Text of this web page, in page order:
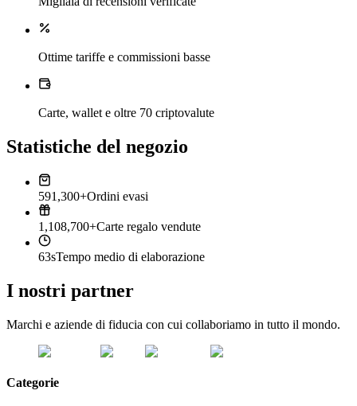
Ottime tariffe e commissioni basse
Carte, wallet e oltre 70 criptovalute
Statistiche del negozio
591,300+Ordini evasi
1,108,700+Carte regalo vendute
63sTempo medio di elaborazione
I nostri partner
Marchi e aziende di fiducia con cui collaboriamo in tutto il mondo.
Categorie